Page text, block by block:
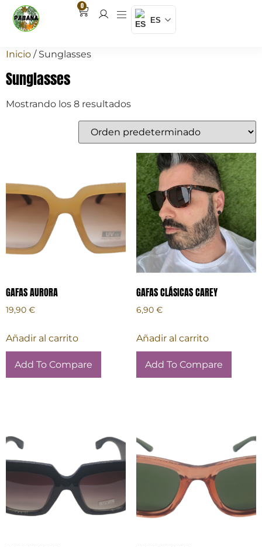
0
ES
Inicio / Sunglasses
Sunglasses
Mostrando los 8 resultados
GAFAS AURORA
19,90 €
Añadir al carrito
Add To Compare
GAFAS CLÁSICAS CAREY
6,90 €
Añadir al carrito
Add To Compare